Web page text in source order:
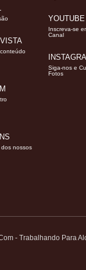
nossos
YOUTUBE
Inscreva-se
Canal
Siga-nos e
Fotos
- Trabalhando Para